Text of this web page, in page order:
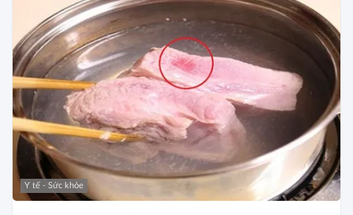
Y tế - Sức khỏe